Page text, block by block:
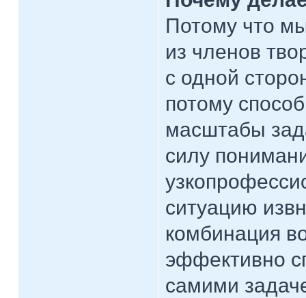
Потому что
из членов
с одной
потому
масштабы
силу
ситуацию
комбинация
эффективно
самими